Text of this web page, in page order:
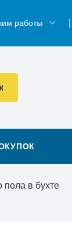
работы
пола в бухте